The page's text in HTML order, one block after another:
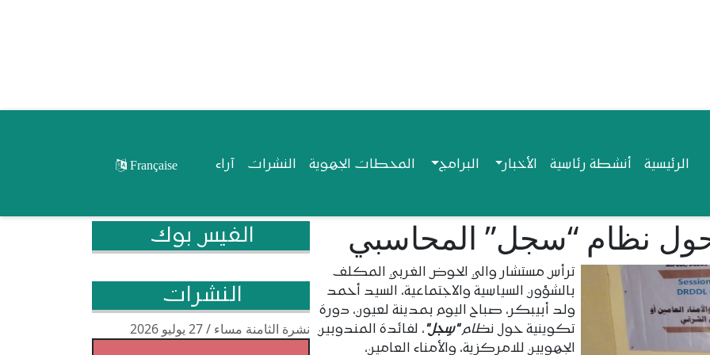
Navigationالرئيسية أنشطة رئاسية الأخبار البرامج المحطات الجهوية النشرات آراء Française
حول نظام “سجل” المحاسبي
ترأس مستشار والي الحوض الغربي المكلف
بالشؤون السياسية والاجتماعية، السيد أحمد
ولد أبيبكر، صباح اليوم بمدينة لعيون، دورة
تكوينية حول نظام"سِجل"، لفائدة المندوبين
الجهويين للامركزية، والأمناء العامين،
الفيس بوك
النشرات
نشرة الثامنة مساء / 27 يوليو 2026